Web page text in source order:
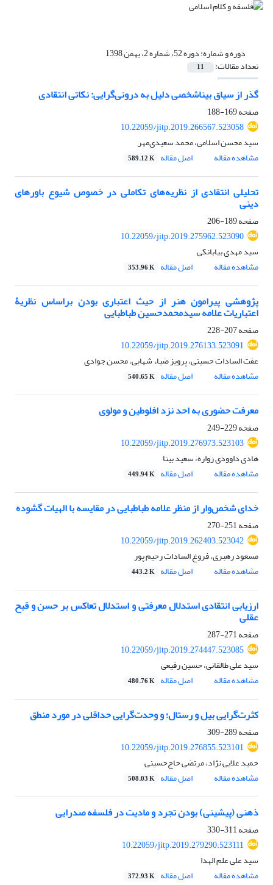
دوره و شماره:دوره 52، شماره 2، بهمن 1398
تعداد مقالات: 11
گذر از سیاق بیناشخصی دلیل به درونی‌گرایی: نکاتی انتقادی
صفحه169-188
10.22059/jitp.2019.266567.523058
سید محسن اسلامی، محمد سعیدی‌مهر
مشاهده مقاله
اصل مقاله 589.12 K
تحلیلی انتقادی از نظریه‌های تکاملی در خصوص شیوع باورهای
دینی
صفحه189-206
10.22059/jitp.2019.275962.523090
سید مهدی بیابانکی
مشاهده مقاله
اصل مقاله 353.96 K
پژوهشی پیرامون هنر از حیث اعتباری بودن براساس نظریۀ
اعتباریات علامه سیدمحمدحسین طباطبایی
صفحه207-228
10.22059/jitp.2019.276133.523091
عفت السادات حسینی، پرویز ضیاء شهابی، محسن جوادی
مشاهده مقاله
اصل مقاله 540.65 K
معرفت حضوری به احد نزد افلوطین و مولوی
صفحه229-249
10.22059/jitp.2019.276973.523103
هادی داوودی زواره، سعید بینا
مشاهده مقاله
اصل مقاله 449.94 K
خدای شخص‌وار از منظر علامه طباطبایی در مقایسه با الهیات گشوده
صفحه251-270
10.22059/jitp.2019.262403.523042
مسعود رهبری، فروغ السادات رحیم پور
مشاهده مقاله
اصل مقاله 443.2 K
ارزیابی انتقادی استدلال معرفتی و استدلال تعاکس بر حسن و قبح
عقلی
صفحه271-287
10.22059/jitp.2019.274447.523085
سید علی طالقانی، حسین رفیعی
مشاهده مقاله
اصل مقاله 480.76 K
کثرت‌گرایی بیل و رستال؛ و وحدت‌گرایی حداقلی در مورد منطق
صفحه289-309
10.22059/jitp.2019.276855.523101
حمید علایی نژاد، مرتضی حاج‌حسینی
مشاهده مقاله
اصل مقاله 508.03 K
ذهنی (پیشینی) بودن تجرد و مادیت در فلسفه صدرایی
صفحه311-330
10.22059/jitp.2019.279290.523111
سید علی علم الهدا
مشاهده مقاله
اصل مقاله 372.93 K